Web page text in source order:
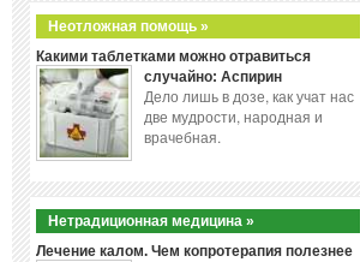
Неотложная помощь »
Какими таблетками можно отравиться
случайно: Аспирин
Дело лишь в дозе, как учат нас
две мудрости, народная и
врачебная.
Нетрадиционная медицина »
Лечение калом. Чем копротерапия полезнее